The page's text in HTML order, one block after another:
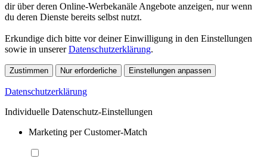
dir über deren Online-Werbekanäle Angebote anzeigen, nur wenn
du deren Dienste bereits selbst nutzt.
Erkundige dich bitte vor deiner Einwilligung in den Einstellungen
sowie in unsererDatenschutzerklärung.
Zustimmen Nur erforderliche Einstellungen anpassen
Datenschutzerklärung
Individuelle Datenschutz-Einstellungen
Marketing per Customer-Match